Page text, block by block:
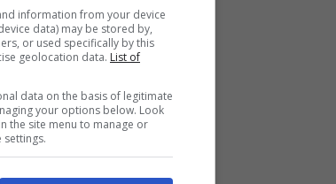
ma anche lo
della
con i fatti
per alcune fotoin
information from your device
data) may be stored by,
or used specifically by this
geolocation data. List of
data on the basis of legitimate
your options below. Look
the site menu to manage or